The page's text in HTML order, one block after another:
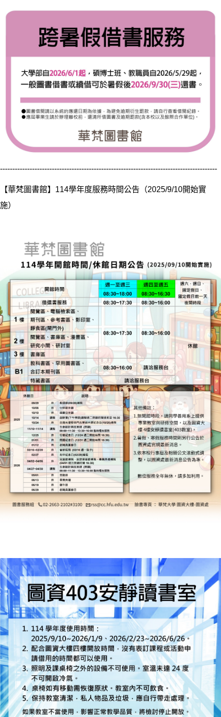
----------------------------------------------------------------------------------------
【華梵圖書館】114學年度服務時間公告（2025/9/10開始實
施）